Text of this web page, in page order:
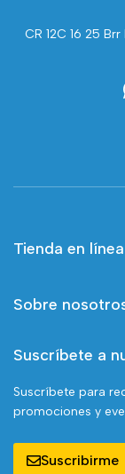
CR 12C 16 25
Tienda en línea
Sobre
Suscríbete a
Suscríbete para
promociones y
Suscribirme